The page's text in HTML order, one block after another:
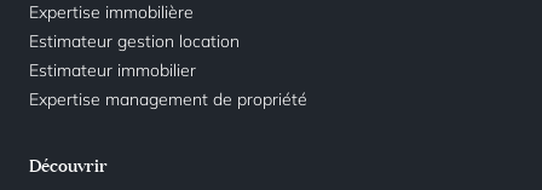
Expertise immobilière
Estimateur gestion location
Estimateur immobilier
Expertise management de propriété
Découvrir